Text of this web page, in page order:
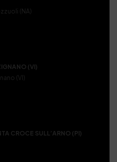
(NA)
(VI)
(VI)
CROCE SULL’ARNO (PI)